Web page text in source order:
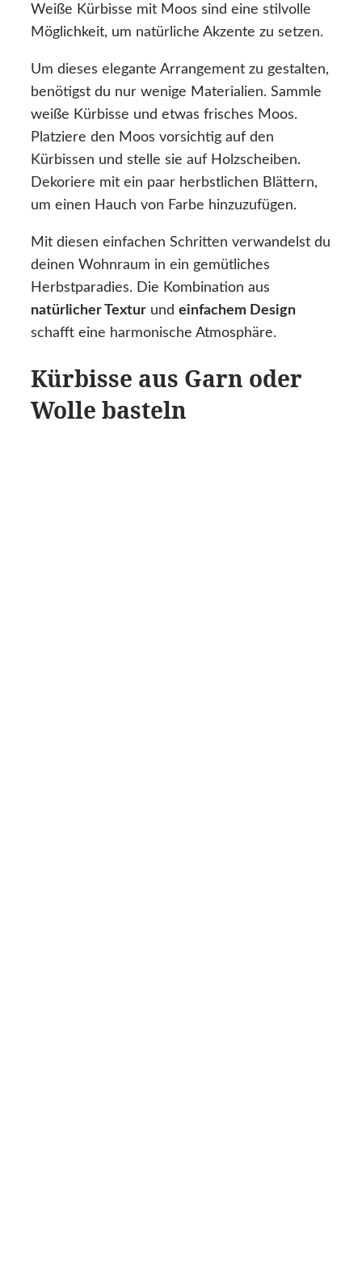
Weiße Kürbisse mit Moos sind eine stilvolle
Möglichkeit, um natürliche Akzente zu setzen.
Um dieses elegante Arrangement zu gestalten,
benötigst du nur wenige Materialien. Sammle
weiße Kürbisse und etwas frisches Moos.
Platziere den Moos vorsichtig auf den
Kürbissen und stelle sie auf Holzscheiben.
Dekoriere mit ein paar herbstlichen Blättern,
um einen Hauch von Farbe hinzuzufügen.
Mit diesen einfachen Schritten verwandelst du
deinen Wohnraum in ein gemütliches
Herbstparadies. Die Kombination aus
natürlicher Textur und einfachem Design
schafft eine harmonische Atmosphäre.
Kürbisse aus Garn oder
Wolle basteln